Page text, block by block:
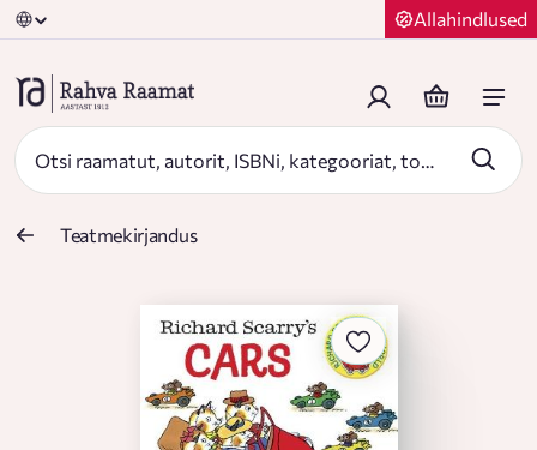
Allahindlused
Teatmekirjandus